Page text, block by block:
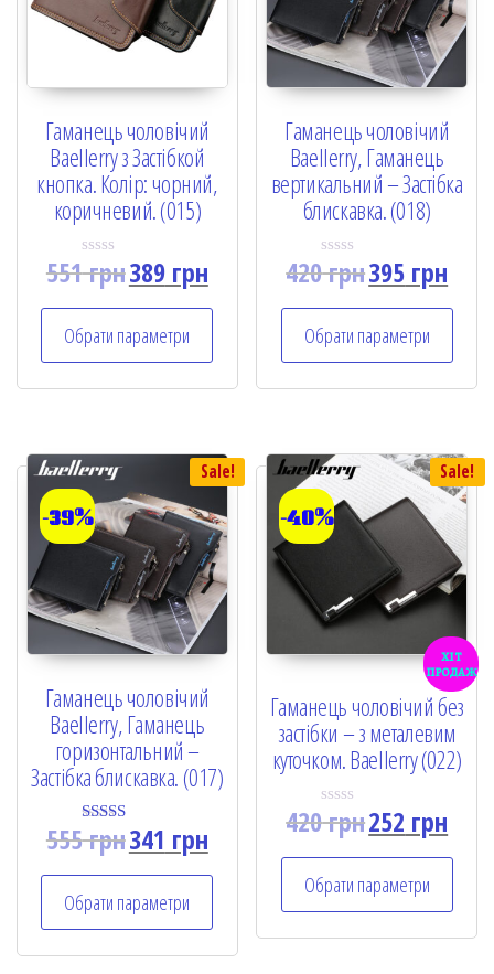
Гаманець чоловічий
Baellerry з Застібкой
кнопка. Колір: чорний,
коричневий. (015)
R
d
0
o
u
5
551грн389грн
Обрати параметри
Гаманець чоловічий
Baellerry, Гаманець
вертикальний – Застібка
блискавка. (018)
R
d
0
o
u
5
420грн395 грн
Обрати параметри
Sale!
-39%
Гаманець чоловічий
Baellerry, Гаманець
горизонтальний –
Застібка блискавка. (017)
Rated
5.00
555грн341 грн
Обрати параметри
Sale!
-40%
хіт
продаж
Гаманець чоловічий без
застібки – з металевим
куточком. Baellerry (022)
R
d
0
o
u
420грн252 грн
Обрати параметри